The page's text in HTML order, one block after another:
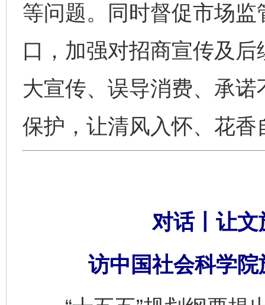
等问题。同时督促市场
口，加强对招商宣传及
大宣传、误导消费、承
保护，让清风入怀、花香
对话丨让文
访中国社会科学